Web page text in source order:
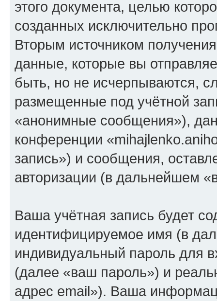
этого документа, целью
созданных исключительно
Вторым источником
данные, которые вы
быть, но не исчерпываются,
размещенные под учётной
«анонимные сообщения»),
конференции
запись») и сообщения,
авторизации (в дальнейшем
Ваша учётная запись будет
идентифицируемое имя (в
индивидуальный пароль для
(далее «ваш пароль») и
адрес email»). Ваша